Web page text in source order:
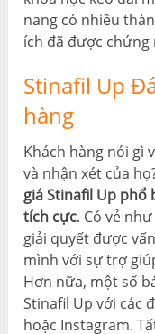
nang có nhiều
ích đã được chứng
Stinafil Up
hàng
Khách hàng nói gì
và nhận xét của
giá Stinafil Up phổ
tích cực. Có vẻ
giải quyết được
mình với sự trợ
Hơn nữa, một số
Stinafil Up với các
hoặc Instagram.